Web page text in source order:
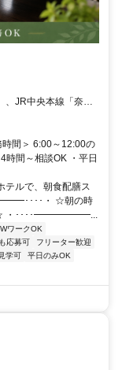
、JR中央本線「奈良
間＞ 6:00～12:00の
時間～相談OK ・平日
テルで、朝食配膳ス
････・ ☆朝の時
☆ ・････━━━━━━...
ワークOK
応募可
フリーター歓迎
学可
平日のみOK